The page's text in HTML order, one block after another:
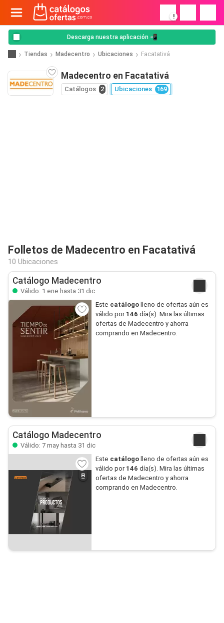
!
Descarga nuestra aplicación 📲
Tiendas Madecentro Ubicaciones Facatativá
Madecentro en Facatativá
Catálogos 2 Ubicaciones 169
Folletos de Madecentro en Facatativá
10 Ubicaciones
Catálogo Madecentro
Válido: 1 ene hasta 31 dic
Este catálogolleno de ofertas aún es
válido por 146 día(s). Mira las últimas
ofertas de Madecentro y ahorra
comprando en Madecentro.
Catálogo Madecentro
Válido: 7 may hasta 31 dic
Este catálogolleno de ofertas aún es
válido por 146 día(s). Mira las últimas
ofertas de Madecentro y ahorra
comprando en Madecentro.